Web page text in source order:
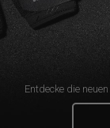
Entdecke die neuen